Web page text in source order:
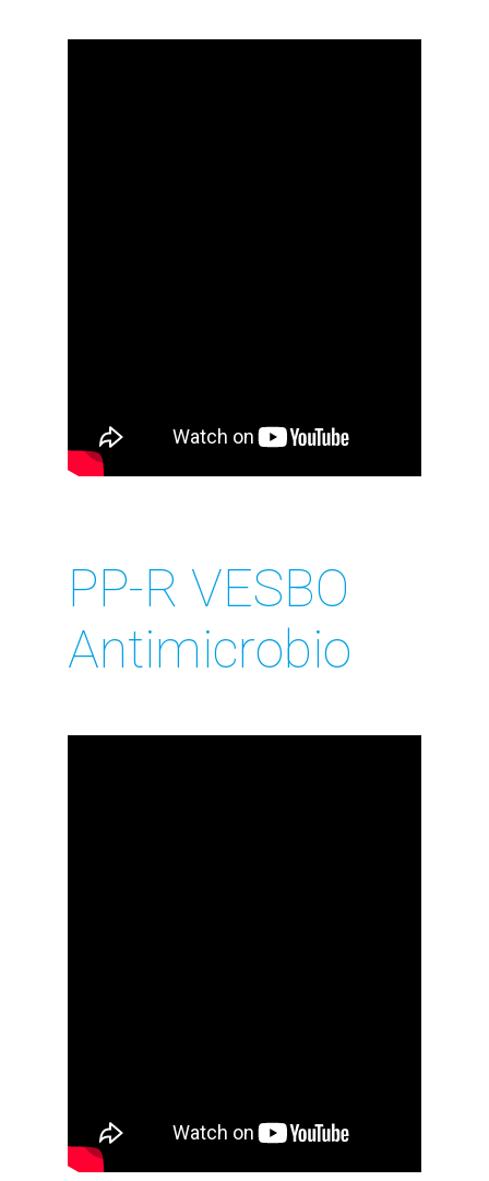
PP-R VESBO
Antimicrobio